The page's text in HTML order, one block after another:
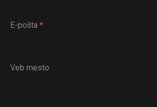
E-pošta *
Veb mesto